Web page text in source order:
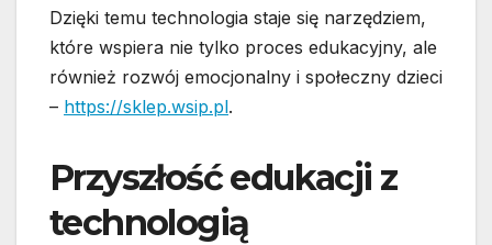
Dzięki temu technologia staje się narzędziem,
które wspiera nie tylko proces edukacyjny, ale
również rozwój emocjonalny i społeczny dzieci
– https://sklep.wsip.pl.
Przyszłość edukacji z
technologią